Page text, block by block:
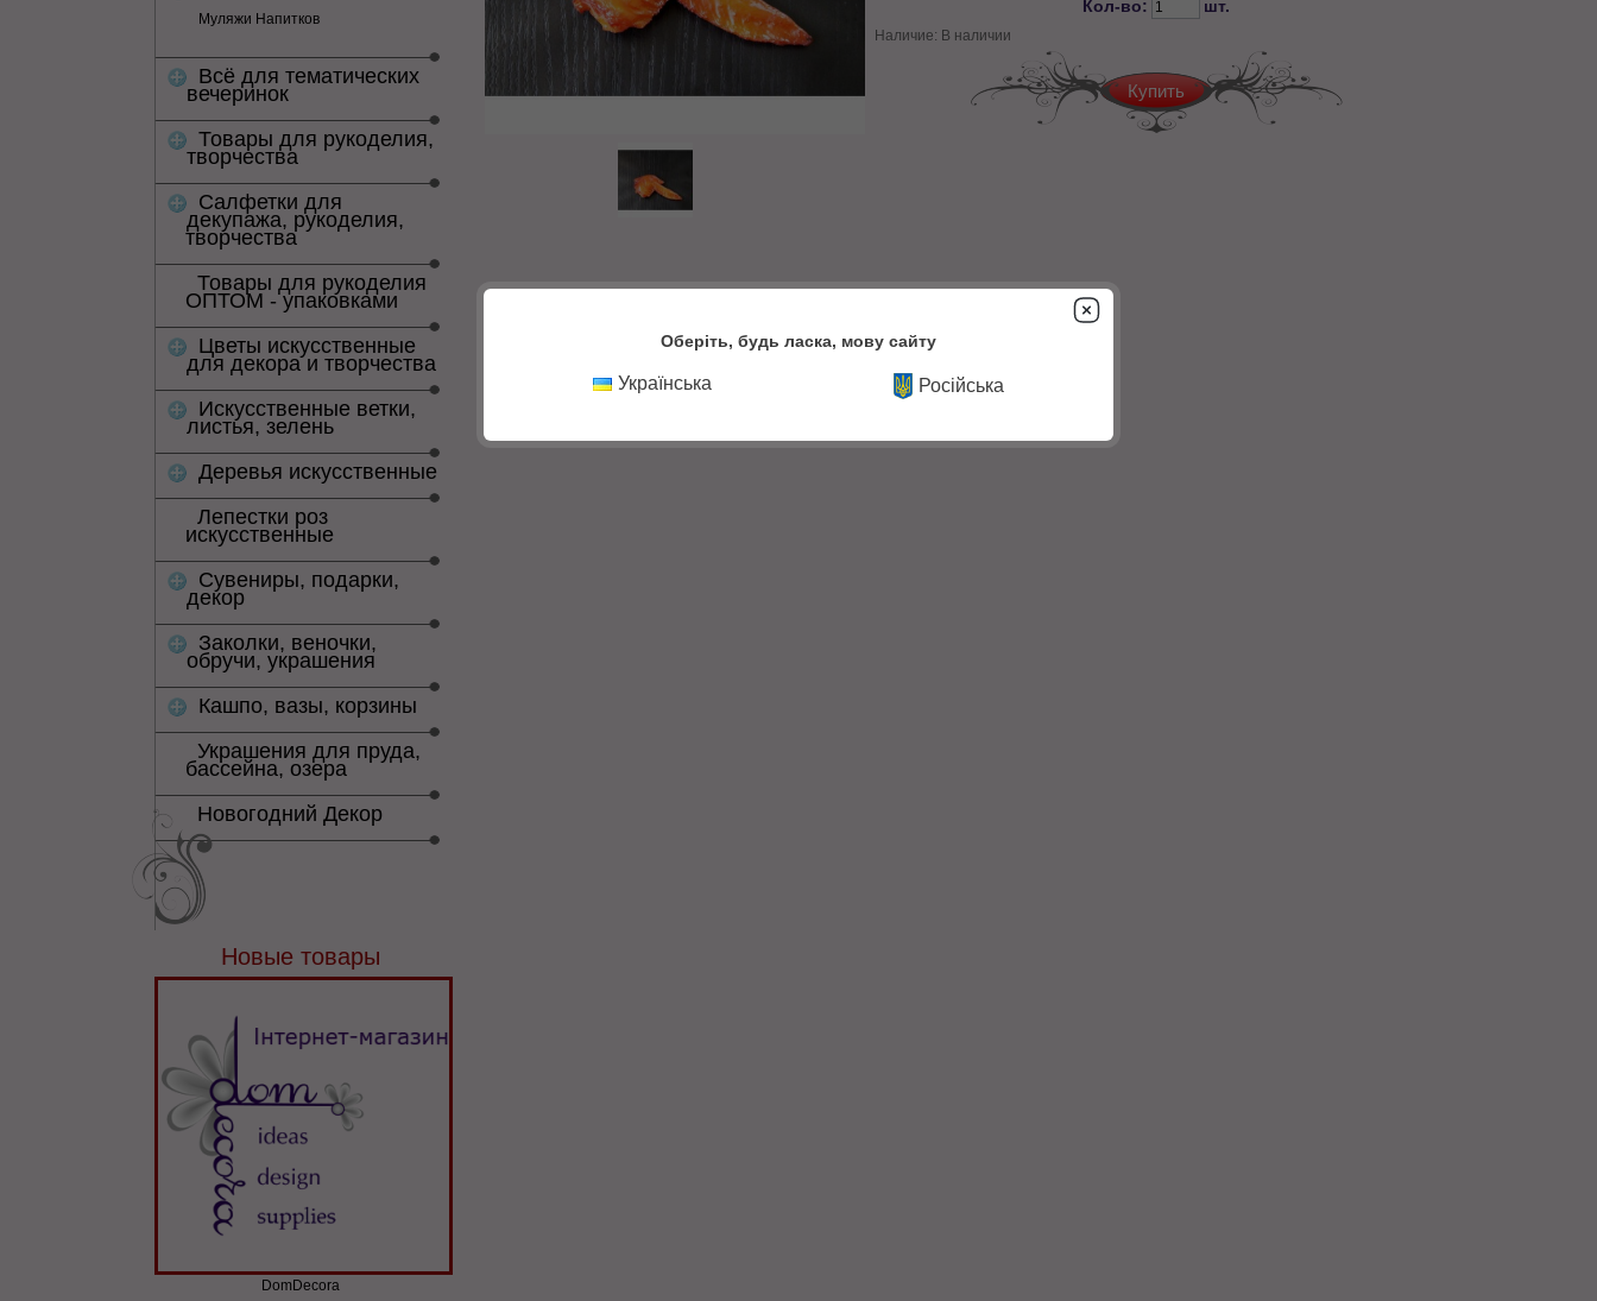
Муляжи Напитков
Всё для тематических
вечеринок
Товары для рукоделия,
творчества
Салфетки для
декупажа, рукоделия,
творчества
Товары для рукоделия
ОПТОМ - упаковками
Цветы искусственные
для декора и творчества
Искусственные ветки,
листья, зелень
Деревья искусственные
Лепестки роз
искусственные
Сувениры, подарки,
декор
Заколки, веночки,
обручи, украшения
Кашпо, вазы, корзины
Украшения для пруда,
бассейна, озера
Новогодний Декор
Новые товары
DomDecora
Кол-во: шт.
Наличие: В наличии
Купить
Оберіть, будь ласка, мову сайту
Українська Російська